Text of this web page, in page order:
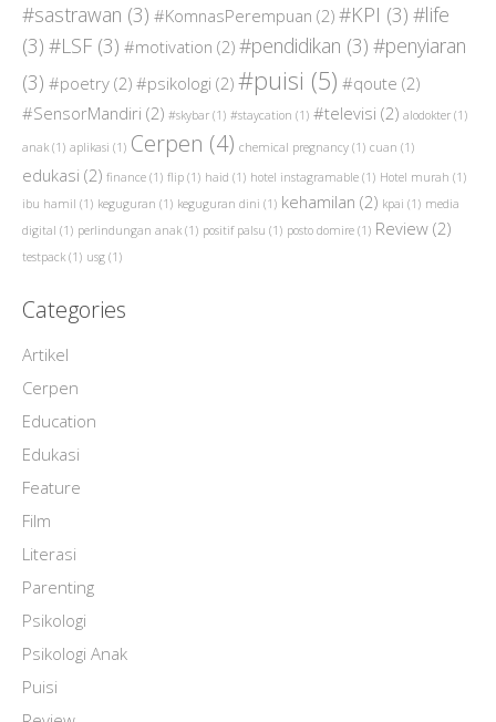
#sastrawan (3) #KomnasPerempuan (2) #KPI (3) #life
(3) #LSF (3) #motivation (2) #pendidikan (3) #penyiaran
(3) #poetry (2) #psikologi (2) #puisi (5) #qoute (2)
#SensorMandiri (2) #skybar (1) #staycation (1) #televisi (2) alodokter (1)
anak (1) aplikasi (1) Cerpen (4) chemical pregnancy (1) cuan (1)
edukasi (2) finance (1) flip (1) haid (1) hotel instagramable (1) Hotel murah (1)
ibu hamil (1) keguguran (1) keguguran dini (1) kehamilan (2) kpai (1) media
digital (1) perlindungan anak (1) positif palsu (1) posto domire (1) Review (2)
testpack (1) usg (1)
Categories
Artikel
Cerpen
Education
Edukasi
Feature
Film
Literasi
Parenting
Psikologi
Psikologi Anak
Puisi